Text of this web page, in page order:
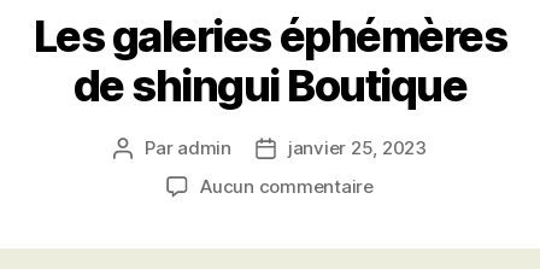
Les galeries éphémères
de shingui Boutique
Auteur
l’article
Par admin
Datejanvier 25, 2023
Aucun commentairesur